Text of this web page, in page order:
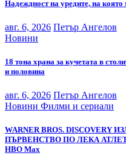
Надеждност на уредите, на която
авг. 6, 2026 Петър Ангелов
Новини
18 тона храна за кучетата в
и половина
авг. 6, 2026 Петър Ангелов
Новини Филми и сериали
WARNER BROS.
ПЪРВЕНСТВО ПО ЛЕКА
НВО Мах